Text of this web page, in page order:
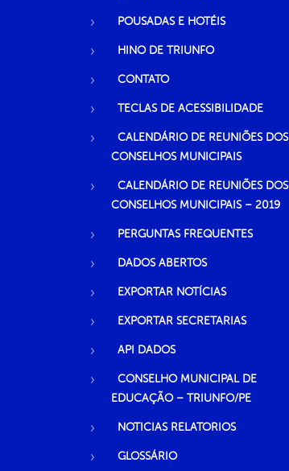
POUSADAS E HOTÉIS
HINO DE TRIUNFO
CONTATO
TECLAS DE ACESSIBILIDADE
CALENDÁRIO DE REUNIÕES DOS
CONSELHOS MUNICIPAIS
CALENDÁRIO DE REUNIÕES DOS
CONSELHOS MUNICIPAIS – 2019
PERGUNTAS FREQUENTES
DADOS ABERTOS
EXPORTAR NOTÍCIAS
EXPORTAR SECRETARIAS
API DADOS
CONSELHO MUNICIPAL DE
EDUCAÇÃO – TRIUNFO/PE
NOTICIAS RELATORIOS
GLOSSÁRIO